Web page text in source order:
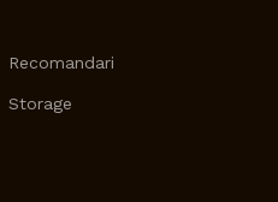
Recomandari
Storage